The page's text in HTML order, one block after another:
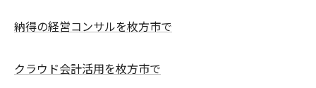
納得の経営コンサルを枚方市で
クラウド会計活用を枚方市で